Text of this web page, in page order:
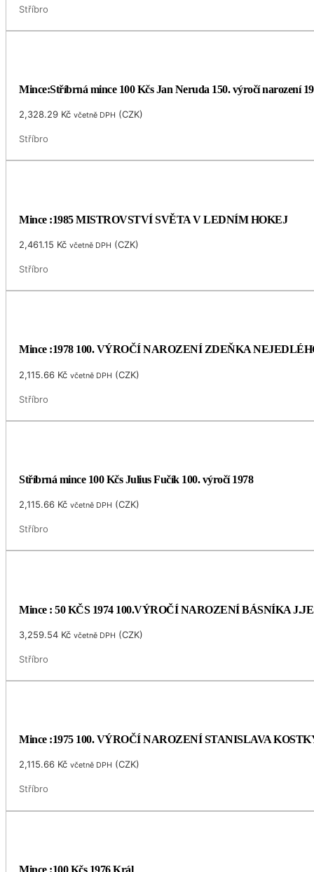
Stříbro
Mince:Stříbrná mince 100 Kčs Jan Neruda 150. výročí narození
2,328.29 Kč včetně DPH (CZK)
Stříbro
Mince :1985 MISTROVSTVÍ SVĚTA V LEDNÍM HOKEJ
2,461.15 Kč včetně DPH (CZK)
Stříbro
Mince :1978 100. VÝROČÍ NAROZENÍ ZDEŇKA
2,115.66 Kč včetně DPH (CZK)
Stříbro
Stříbrná mince 100 Kčs Julius Fučík 100. výročí 1978
2,115.66 Kč včetně DPH (CZK)
Stříbro
Mince : 50 KČS 1974 100.VÝROČÍ NAROZENÍ BÁSNÍKA
3,259.54 Kč včetně DPH (CZK)
Stříbro
Mince :1975 100. VÝROČÍ NAROZENÍ STANISLAVA
2,115.66 Kč včetně DPH (CZK)
Stříbro
Mince :100 Kčs 1976 Král